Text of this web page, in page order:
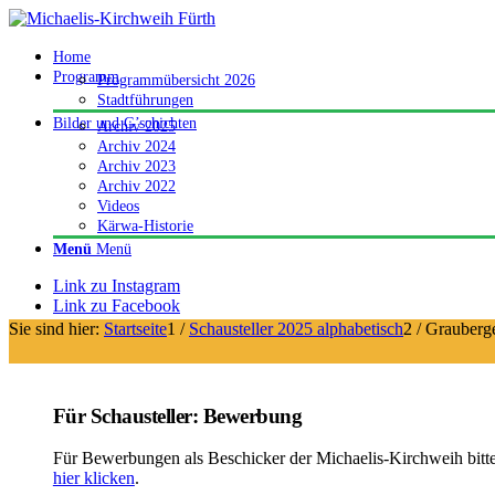
Home
ProgrammProgrammübersicht 2026
Stadtführungen
Bilder und G’schichten
Archiv 2025
Archiv 2024
Archiv 2023
Archiv 2022
Videos
Kärwa-Historie
Menü Menü
Link zu Instagram
Link zu Facebook
Sie sind hier: Startseite1 / Schausteller 2025 alphabetisch2 /
Für Schausteller: Bewerbung
Für Bewerbungen als Beschicker der Michaelis-Kirchweih
hier klicken.